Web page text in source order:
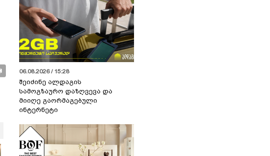
06.08.2026 / 15:28
შეიძინე ალდაგის
სამოგზაურო დაზღვევა და
მიიღე გაორმაგებული
ინტერნეტი